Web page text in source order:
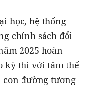
học, hệ thống
chính sách đổi
2025 hoàn
kỳ thi với tâm thế
đường tương